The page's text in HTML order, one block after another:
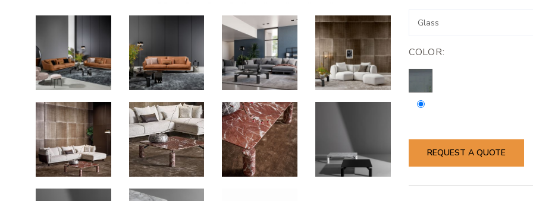
COLOR:
REQUEST A QUOTE